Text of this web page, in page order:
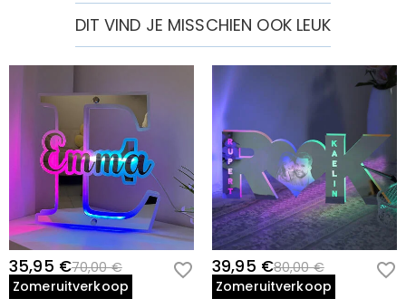
DIT VIND JE MISSCHIEN OOK LEUK
35,95 €70,00 €
Zomeruitverkoop
39,95 €80,00 €
Zomeruitverkoop